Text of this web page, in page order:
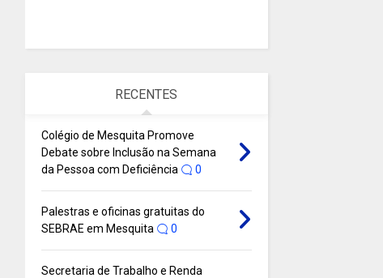
RECENTES
Colégio de Mesquita Promove
Debate sobre Inclusão na Semana
da Pessoa com Deficiência
0
Palestras e oficinas gratuitas do
SEBRAE em Mesquita
0
Secretaria de Trabalho e Renda